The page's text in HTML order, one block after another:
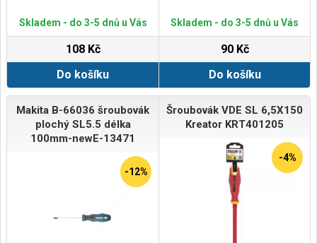
Skladem - do 3-5 dnů u Vás
108 Kč
Do košíku
Skladem - do 3-5 dnů u Vás
90 Kč
Do košíku
Makita B-66036 šroubovák
plochý SL5.5 délka
100mm-newE-13471
-12%
Šroubovák VDE SL 6,5X150
Kreator KRT401205
-4%